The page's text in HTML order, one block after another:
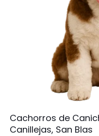
Cachorros de
Canillejas, San Blas